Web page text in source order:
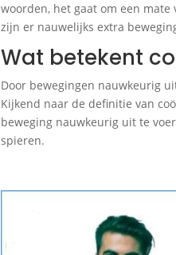
woorden, het gaat om een
zijn er nauwelijks extra
Wat betekent
Door bewegingen nauwkeurig
Kijkend naar de definitie van
beweging nauwkeurig uit te
spieren.